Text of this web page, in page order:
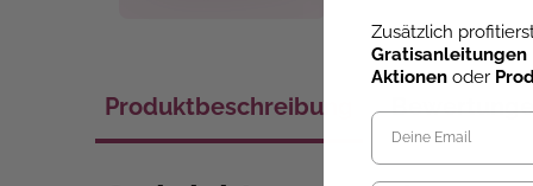
Produktbeschreibung
Zusätzlich
Gratisanleitungen
Aktionen oder